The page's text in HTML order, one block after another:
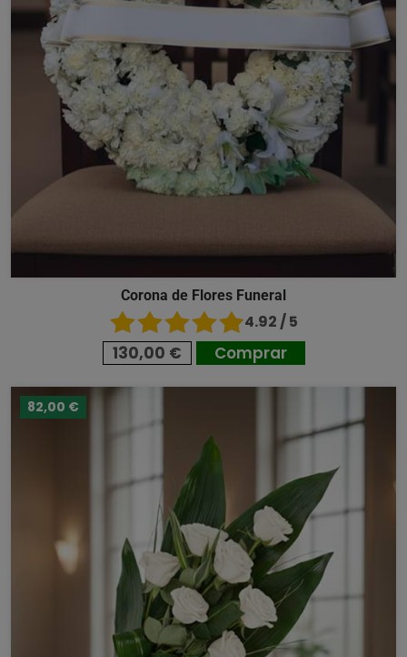
Corona de Flores Funeral
4.92 / 5
130,00 € Comprar
82,00 €